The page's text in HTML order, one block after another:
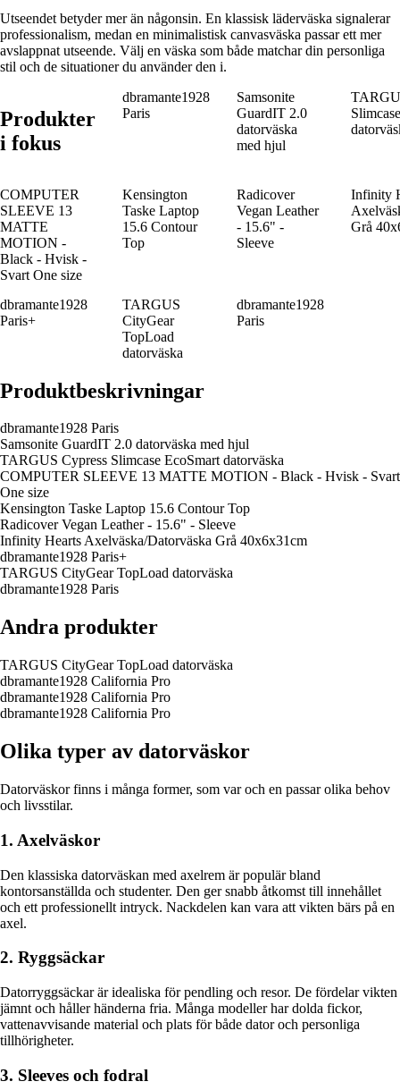
Utseendet betyder mer än någonsin. En klassisk läderväska signalerar
professionalism, medan en minimalistisk canvasväska passar ett mer
avslappnat utseende. Välj en väska som både matchar din personliga
stil och de situationer du använder den i.
Produkter
i fokus
dbramante1928
Paris
Samsonite
GuardIT 2.0
datorväska
med hjul
COMPUTER
SLEEVE 13
MATTE
MOTION -
Black - Hvisk -
Svart One size
Kensington
Taske Laptop
15.6 Contour
Top
Radicover
Vegan Leather
- 15.6" -
Sleeve
Infinity
Grå
dbramante1928
Paris+
TARGUS
CityGear
TopLoad
datorväska
dbramante1928
Paris
Produktbeskrivningar
dbramante1928 Paris
Samsonite GuardIT 2.0 datorväska med hjul
TARGUS Cypress Slimcase EcoSmart datorväska
COMPUTER SLEEVE 13 MATTE MOTION - Black - Hvisk - Svart
One size
Kensington Taske Laptop 15.6 Contour Top
Radicover Vegan Leather - 15.6" - Sleeve
Infinity Hearts Axelväska/Datorväska Grå 40x6x31cm
dbramante1928 Paris+
TARGUS CityGear TopLoad datorväska
dbramante1928 Paris
Andra produkter
TARGUS CityGear TopLoad datorväska
dbramante1928 California Pro
dbramante1928 California Pro
dbramante1928 California Pro
Olika typer av datorväskor
Datorväskor finns i många former, som var och en passar olika behov
och livsstilar.
1. Axelväskor
Den klassiska datorväskan med axelrem är populär bland
kontorsanställda och studenter. Den ger snabb åtkomst till innehållet
och ett professionellt intryck. Nackdelen kan vara att vikten bärs på en
axel.
2. Ryggsäckar
Datorryggsäckar är idealiska för pendling och resor. De fördelar vikten
jämnt och håller händerna fria. Många modeller har dolda fickor,
vattenavvisande material och plats för både dator och personliga
tillhörigheter.
3. Sleeves och fodral